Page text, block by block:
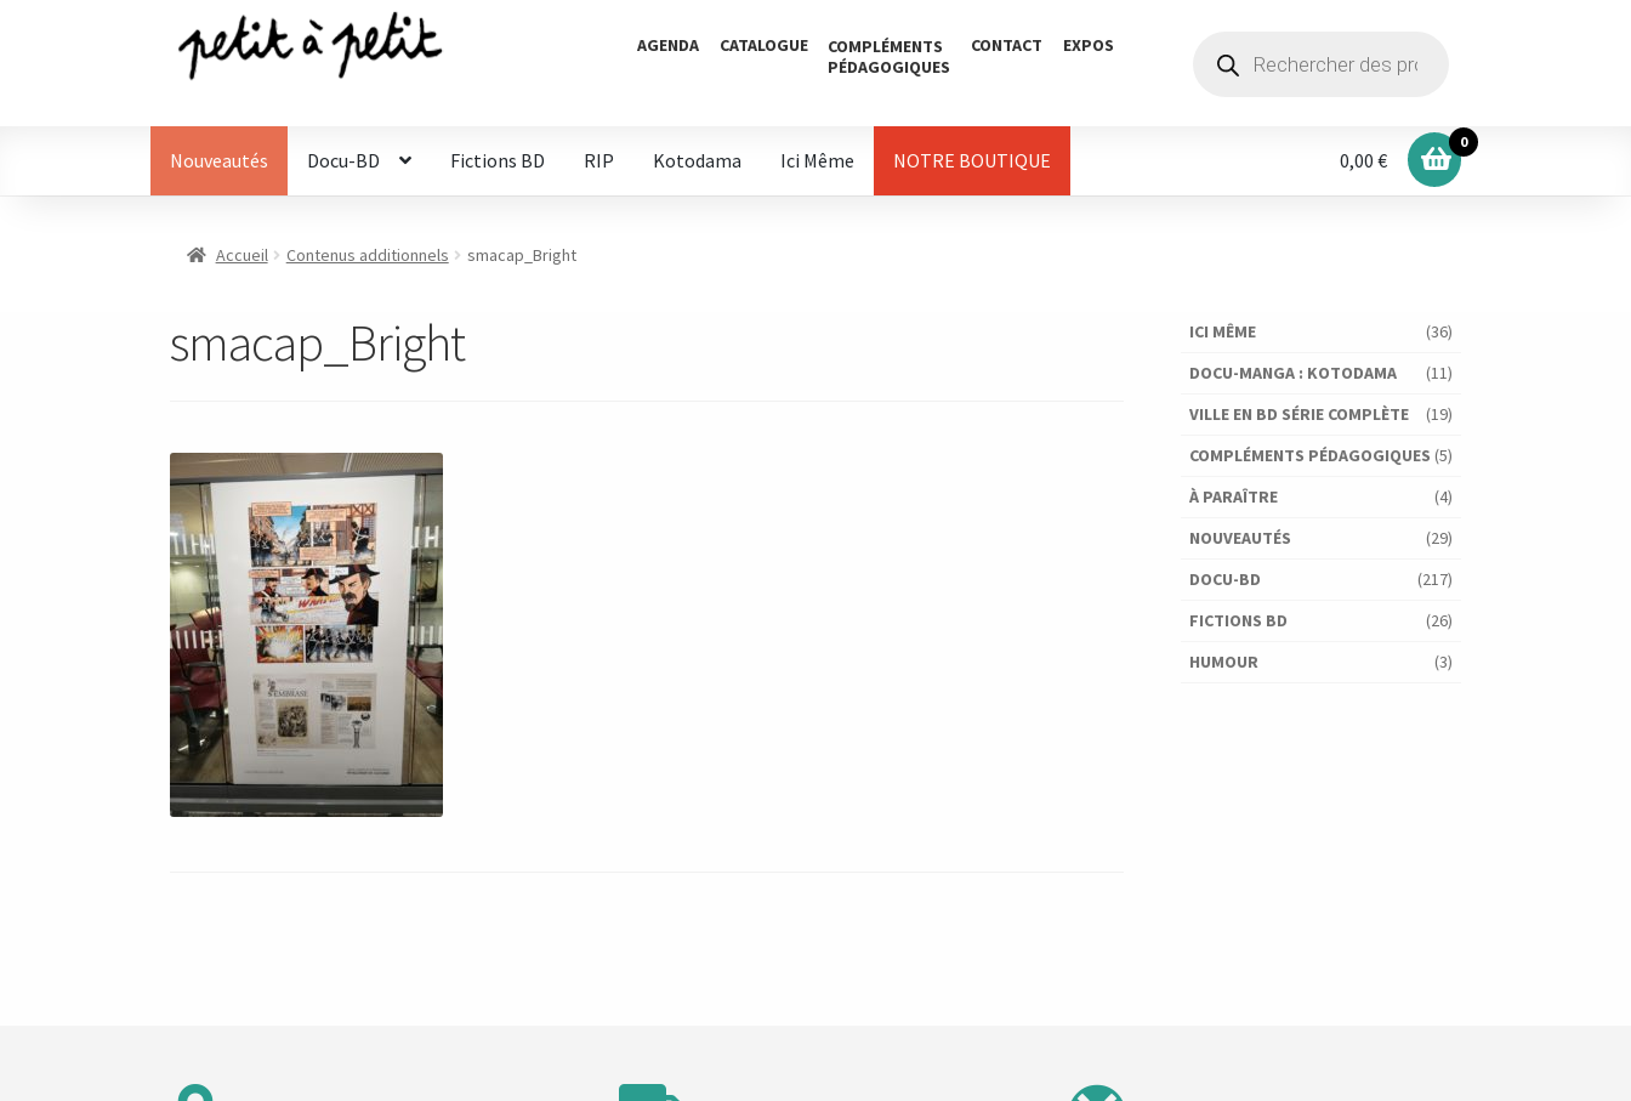
Aller
navigation
Aller
AGENDA CATALOGUE
COMPLÉMENTS
PÉDAGOGIQUES
CONTACT EXPOS
produits
Nouveautés Docu-BD Fictions BD RIP Kotodama Ici Même NOTRE BOUTIQUE 0,00 €
0
Accueil Contenus additionnels smacap_Bright
smacap_Bright ICI MÊME
(36)
DOCU-MANGA : KOTODAMA
(11)
VILLE EN BD SÉRIE COMPLÈTE
(19)
COMPLÉMENTS PÉDAGOGIQUES (5)
À PARAÎTRE
(4)
NOUVEAUTÉS
(29)
DOCU-BD
(217)
FICTIONS BD
(26)
HUMOUR
(3)